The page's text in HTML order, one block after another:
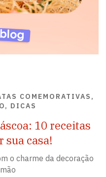
COMEMORATIVAS,
DICAS
10 receitas
sua casa!
o charme da decoração